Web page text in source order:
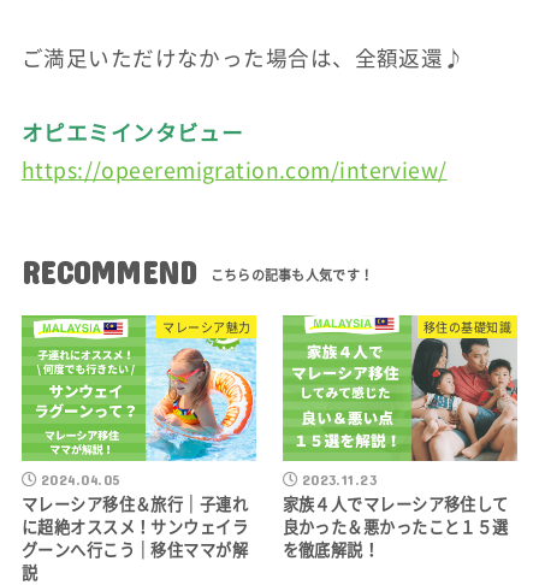
ご満足いただけなかった場合は、全額返還♪
オピエミインタビュー
https://opeeremigration.com/interview/
RECOMMEND
マレーシア魅力
2024.04.05
マレーシア移住＆旅行｜子連れ
に超絶オススメ！サンウェイラ
グーンへ行こう｜移住ママが解
説
移住の基礎知識
2023.11.23
家族４人でマレーシア移住して
良かった＆悪かったこと１５選
を徹底解説！